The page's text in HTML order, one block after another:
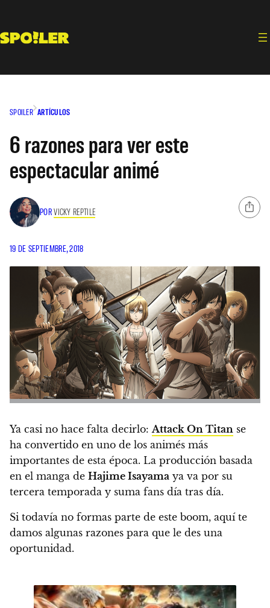
contenido
SPOILER ARTÍCULOS
6 razones para ver este
espectacular animé
PORVICKY REPTILE
19 DE SEPTIEMBRE, 2018
Ya casi no hace falta decirlo:Attack On Titan se
ha convertido en uno de los animés más
importantes de esta época. La producción basada
en el manga de Hajime Isayama ya va por su
tercera temporada y suma fans día tras día.
Si todavía no formas parte de este boom, aquí te
damos algunas razones para que le des una
oportunidad.